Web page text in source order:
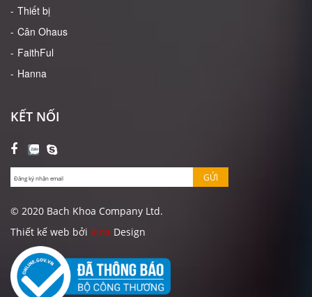
Thiết bị
Cân Ohaus
FaithFul
Hanna
KẾT NỐI
GỬI
© 2020 Bach Khoa Company Ltd.
Thiết kế web bởi Vina Design